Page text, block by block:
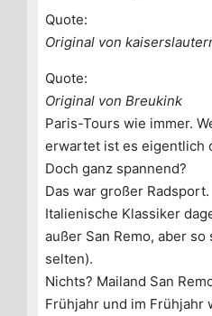
Quote:
Original von
Quote:
Original von Breukink
Paris-Tours wie immer.
erwartet ist es eigentlich
Doch ganz spannend?
Das war großer Radsport.
Italienische Klassiker
außer San Remo, aber so
selten).
Nichts? Mailand San
Frühjahr und im Frühjahr